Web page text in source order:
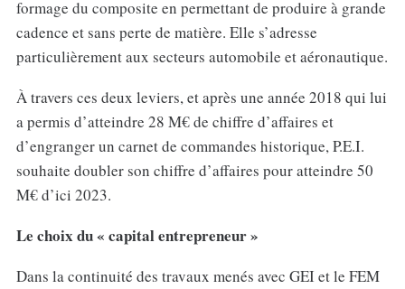
formage du composite en permettant de produire à grande
cadence et sans perte de matière. Elle s’adresse
particulièrement aux secteurs automobile et aéronautique.
À travers ces deux leviers, et après une année 2018 qui lui
a permis d’atteindre 28 M€ de chiffre d’affaires et
d’engranger un carnet de commandes historique, P.E.I.
souhaite doubler son chiffre d’affaires pour atteindre 50
M€ d’ici 2023.
Le choix du « capital entrepreneur »
Dans la continuité des travaux menés avec GEI et le FEM